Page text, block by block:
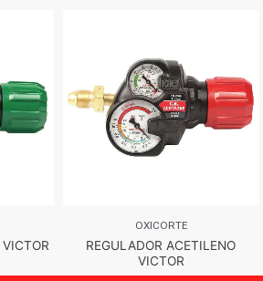
OXICORTE
REGULADOR ACETILENO
VICTOR